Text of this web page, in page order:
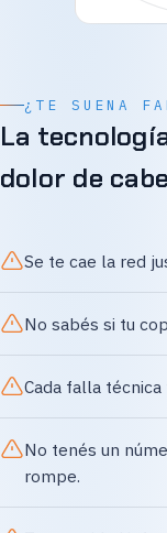
¿TE SUENA
La
dolor de
Se te cae la red
No sabés si tu
Cada falla
No tenés un
rompe.